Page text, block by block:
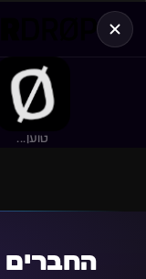
טוען...
האירוע מיינסטרים
מתי מתקיים
איזה סגנון מוזיקה ב-
החברים